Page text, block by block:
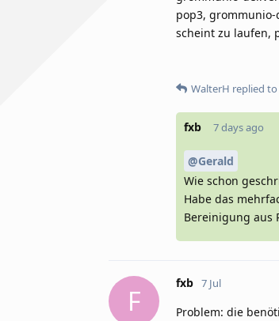
pop3,
scheint zu laufen,
WalterH replied
fxb 7 days ago
@Gerald
Wie schon
Habe das
Bereinigung aus
F
fxb 7 Jul
Problem: die